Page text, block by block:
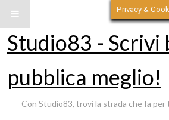
Studio83 - Scrivi
pubblica meglio!
Con Studio83, trovi la strada che fa per
Privacy &